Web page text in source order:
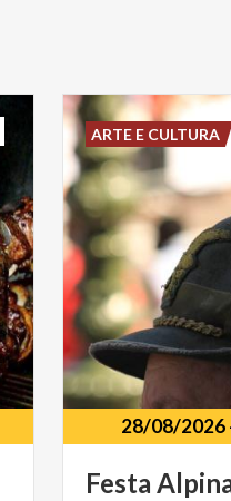
28/08/2026
Festa
ARTE E CULTURA